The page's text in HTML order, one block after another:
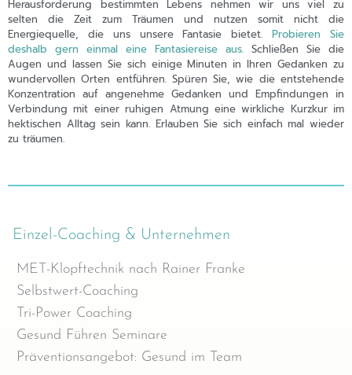
Herausforderung bestimmten Lebens nehmen wir uns viel zu
selten die Zeit zum Träumen und nutzen somit nicht die
Energiequelle, die uns unsere Fantasie bietet.Probieren Sie
deshalb gern einmal eine Fantasiereise aus. Schließen Sie die
Augen und lassen Sie sich einige Minuten in Ihren Gedanken zu
wundervollen Orten entführen. Spüren Sie, wie die entstehende
Konzentration auf angenehme Gedanken und Empfindungen in
Verbindung mit einer ruhigen Atmung eine wirkliche Kurzkur im
hektischen Alltag sein kann. Erlauben Sie sich einfach mal wieder
zu träumen.
Einzel-Coaching & Unternehmen
MET-Klopftechnik nach Rainer Franke
Selbstwert-Coaching
Tri-Power Coaching
Gesund Führen Seminare
Präventionsangebot: Gesund im Team